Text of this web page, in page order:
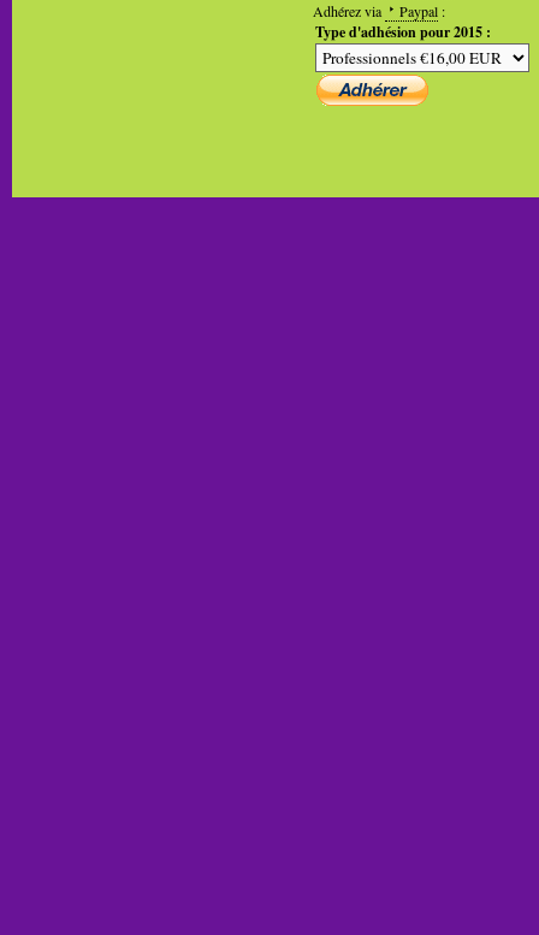
Adhérez via
Paypal :
Type d'adhésion pour 2015 :